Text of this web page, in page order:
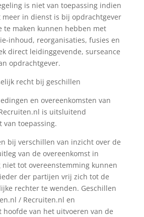
is niet van toepassing indien
in dienst is bij opdrachtgever
te maken kunnen hebben met
inhoud, reorganisaties, fusies en
direct leidinggevende, surseance
opdrachtgever.
recht bij geschillen
en overeenkomsten van
is uitsluitend
van toepassing.
bij verschillen van inzicht over de
van de overeenkomst in
tot overeenstemming kunnen
der partijen vrij zich tot de
rechter te wenden. Geschillen
/ Recruiten.nl en
van het uitvoeren van de